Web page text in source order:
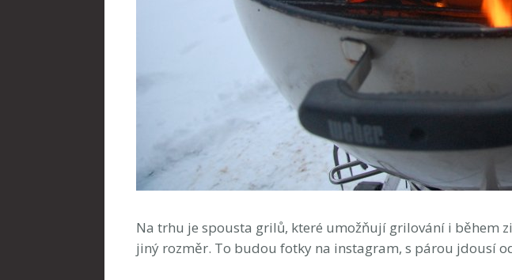
Na trhu je spousta grilů, které umožňují grilování i během
jiný rozměr. To budou fotky na instagram, s párou jdousí